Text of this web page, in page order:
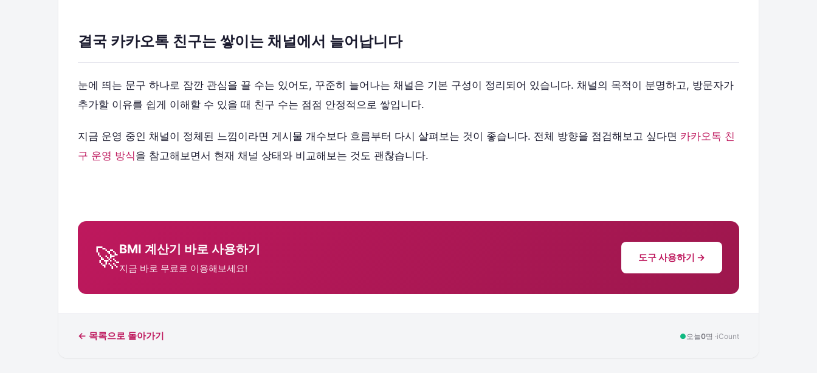
결국 카카오톡 친구는 쌓이는 채널에서 늘어납니다
눈에 띄는 문구 하나로 잠깐 관심을 끌 수는 있어도, 꾸준히 늘어나는 채널은 기본 구성이 정리되어 있습니다. 채널의 목적이 분명하고, 방문자가
추가할 이유를 쉽게 이해할 수 있을 때 친구 수는 점점 안정적으로 쌓입니다.
지금 운영 중인 채널이 정체된 느낌이라면 게시물 개수보다 흐름부터 다시 살펴보는 것이 좋습니다. 전체 방향을 점검해보고 싶다면 카카오톡 친
구 운영 방식을 참고해보면서 현재 채널 상태와 비교해보는 것도 괜찮습니다.
🚀BMI 계산기 바로 사용하기
지금 바로 무료로 이용해보세요!
도구 사용하기 →
← 목록으로 돌아가기 ● 오늘0명 ·iCount